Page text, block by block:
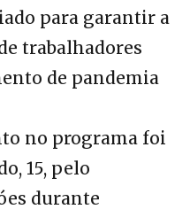
para garantir a
trabalhadores
de pandemia
no programa foi
15, pelo
durante